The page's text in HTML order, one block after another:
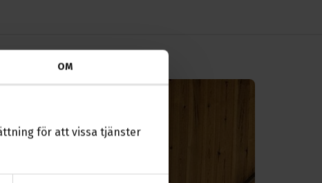
OM
för att vissa tjänster